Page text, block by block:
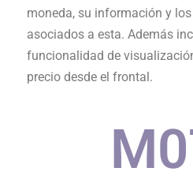
moneda, su información y
asociados a esta. Además
funcionalidad de
precio desde el frontal.
M0